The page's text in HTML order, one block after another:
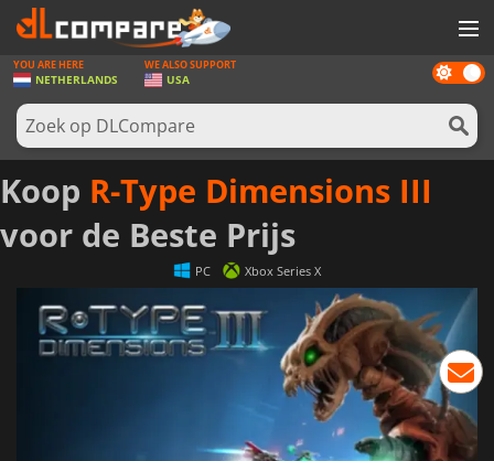
SPELLEN
GAME CARDS
SOFTWARE
REWARDS
NIEUWS
Dark
mode
YOU ARE HERE
NETHERLANDS
WE ALSO SUPPORT
USA
Koop R-Type Dimensions III
voor de Beste Prijs
PC Xbox Series X